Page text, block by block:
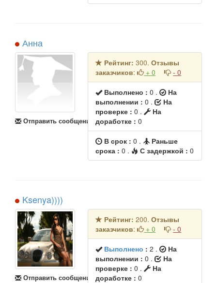
Анна
Отправить сообщение
Рейтинг:300.Отзывы
заказчиков: + 0 - 0
Выполнено :0 .
На
выполнении :0 .
На
проверке :0 .
На
доработке :0
В срок :0 .
Раньше
срока :0 . С задержкой :0
Ksenya))))
Отправить сообщение
Рейтинг:200.Отзывы
заказчиков: + 0 - 0
Выполнено :2 .
На
выполнении :0 .
На
проверке :0 .
На
доработке :0